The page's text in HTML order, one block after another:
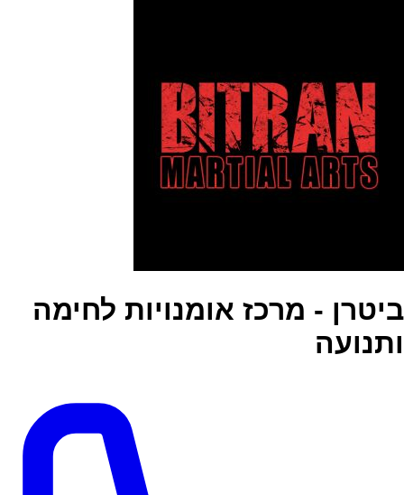
ביטרן - מרכז אומנויות לחימה
ותנועה